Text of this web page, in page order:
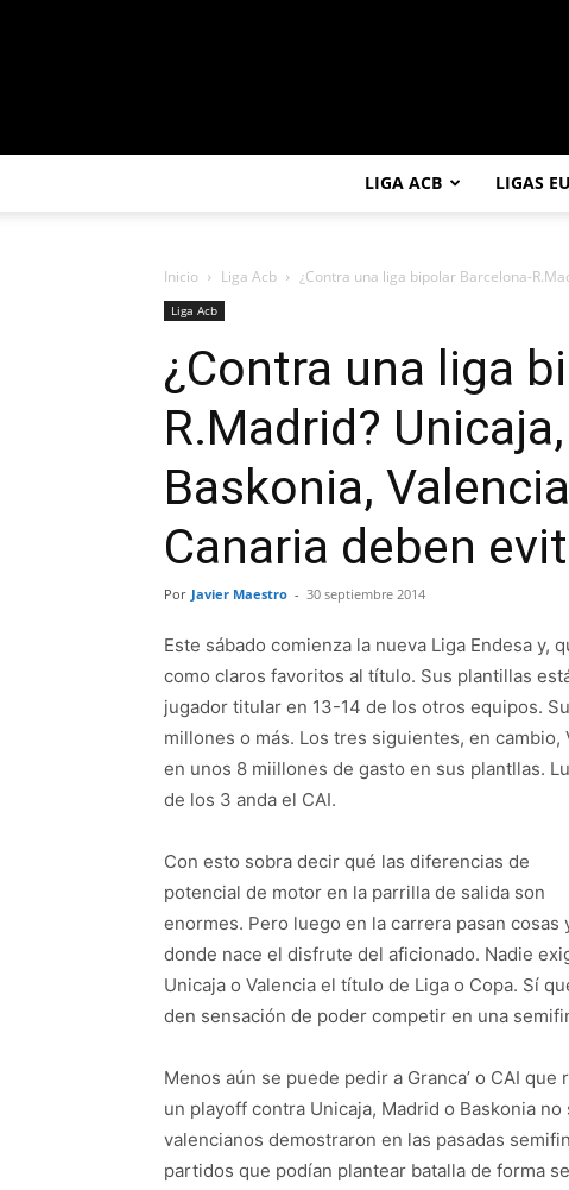
LIGA ACB LIGAS
Inicio Liga Acb ¿Contra una liga bipolar Barcelona-
Liga Acb
¿Contra una liga
R.Madrid?
Baskonia,
Canaria deben
Por Javier Maestro - 30 septiembre 2014
Este sábado comienza la nueva Liga Endesa y,
como claros favoritos al título. Sus plantillas
jugador titular en 13-14 de los otros equipos.
millones o más. Los tres siguientes, en
en unos 8 miillones de gasto en sus plantllas.
de los 3 anda el CAI.
Con esto sobra decir qué las diferencias de
potencial de motor en la parrilla de salida son
enormes. Pero luego en la carrera pasan cosas
donde nace el disfrute del aficionado. Nadie
Unicaja o Valencia el título de Liga o Copa. Sí
den sensación de poder competir en una
Menos aún se puede pedir a Granca’ o CAI
un playoff contra Unicaja, Madrid o Baskonia
valencianos demostraron en las pasadas
partidos que podían plantear batalla de forma